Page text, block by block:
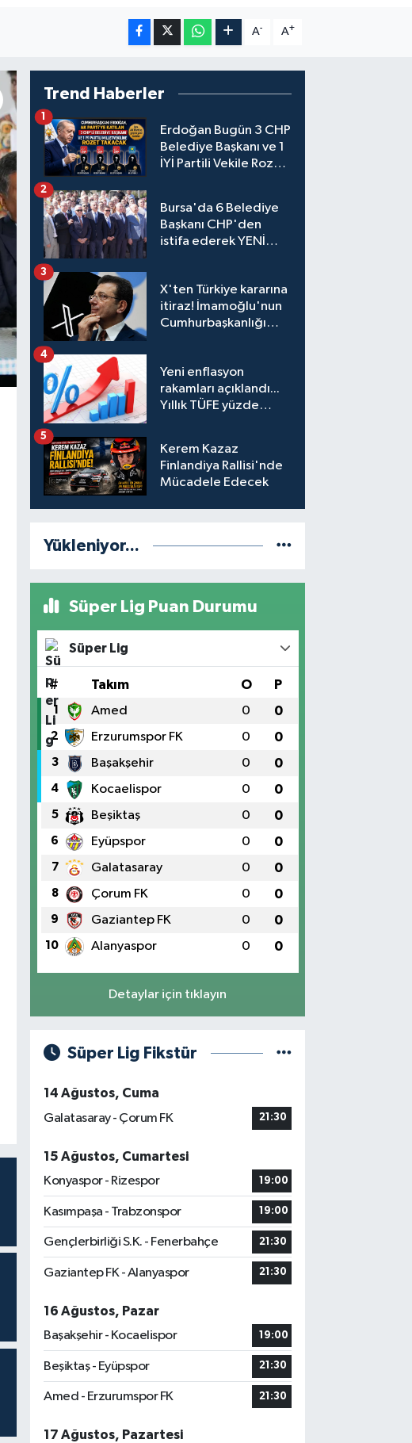
A- A+
Trend Haberler
Erdoğan Bugün 3 CHP
Belediye Başkanı ve 1
İYİ Partili Vekile Rozet
1
Bursa'da 6 Belediye
Başkanı CHP'den
istifa ederek YENİ
2
X'ten Türkiye kararına
itiraz! İmamoğlu'nun
Cumhurbaşkanlığı
engeli mahkemeye
taşındı
3
Yeni enflasyon
rakamları açıklandı...
Yıllık TÜFE yüzde
4
Kerem Kazaz
Finlandiya Rallisi'nde
Mücadele Edecek
5
Yükleniyor...
Süper Lig Puan Durumu
Süper Lig
# Takım O P
1 Amed 0 0
2 Erzurumspor FK 0 0
3 Başakşehir 0 0
4 Kocaelispor 0 0
5 Beşiktaş 0 0
6 Eyüpspor 0 0
7 Galatasaray 0 0
8 Çorum FK 0 0
9 Gaziantep FK 0 0
10 Alanyaspor 0 0
Detaylar için tıklayın
Süper Lig Fikstür
14 Ağustos, Cuma
Galatasaray - Çorum FK
21:30
15 Ağustos, Cumartesi
Konyaspor - Rizespor
19:00
Kasımpaşa - Trabzonspor 19:00
Gençlerbirliği S.K. - Fenerbahçe 21:30
Gaziantep FK - Alanyaspor 21:30
16 Ağustos, Pazar
Başakşehir - Kocaelispor
19:00
Beşiktaş - Eyüpspor 21:30
Amed - Erzurumspor FK 21:30
17 Ağustos, Pazartesi